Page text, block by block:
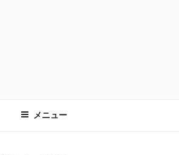
メニュー